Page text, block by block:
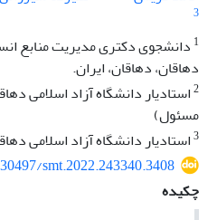
3
1 دانشجوی دکتری مدیریت منابع
دهاقان، دهاقان، ایران.
2استادیار دانشگاه آزاد اسلامی
مسئول)
3استادیار دانشگاه آزاد اسلامی
smt.2022.243340.3408
چکیده